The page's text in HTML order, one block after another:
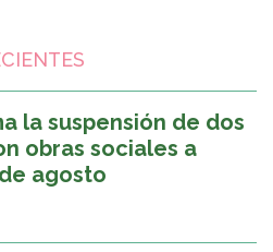
la suspensión de dos
obras sociales a
agosto